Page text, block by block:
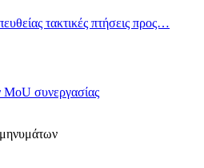
τακτικές πτήσεις προς…
συνεργασίας